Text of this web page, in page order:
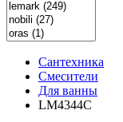
Сантехника
Смесители
Для ванны
LM4344C